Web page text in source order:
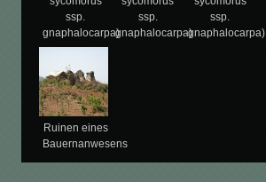
ssp.
gnaphalocarpa)
ssp.
gnaphalocarpa)
ssp.
gnaphalocarpa)
Ruinen eines
Bauernanwesens